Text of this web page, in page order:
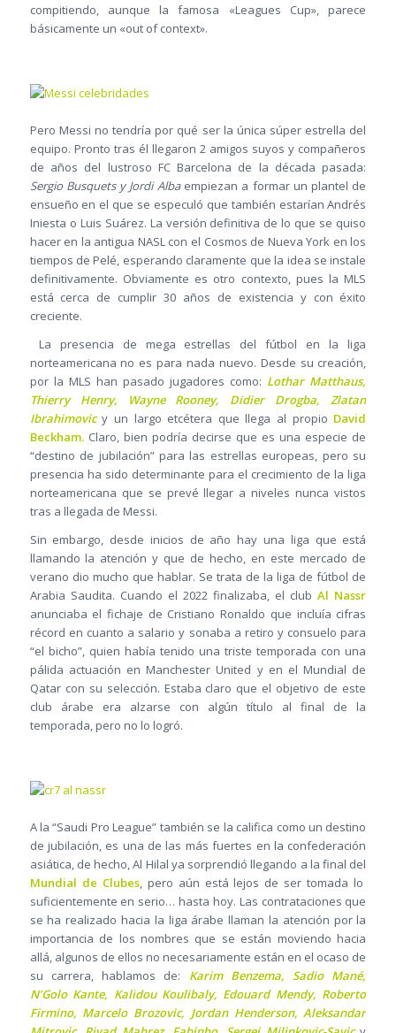
compitiendo, aunque la famosa «Leagues Cup», parece
básicamente un «out of context».
Pero Messi no tendría por qué ser la única súper estrella del
equipo. Pronto tras él llegaron 2 amigos suyos y compañeros
de años del lustroso FC Barcelona de la década pasada:
Sergio Busquets y Jordi Albaempiezan a formar un plantel de
ensueño en el que se especuló que también estarían Andrés
Iniesta o Luis Suárez. La versión definitiva de lo que se quiso
hacer en la antigua NASL con el Cosmos de Nueva York en los
tiempos de Pelé, esperando claramente que la idea se instale
definitivamente. Obviamente es otro contexto, pues la MLS
está cerca de cumplir 30 años de existencia y con éxito
creciente.
La presencia de mega estrellas del fútbol en la liga
norteamericana no es para nada nuevo. Desde su creación,
por la MLS han pasado jugadores como: Lothar Matthaus,
Thierry Henry, Wayne Rooney, Didier Drogba, Zlatan
Ibrahimovicy un largo etcétera que llega al propio David
Beckham.Claro, bien podría decirse que es una especie de
“destino de jubilación” para las estrellas europeas, pero su
presencia ha sido determinante para el crecimiento de la liga
norteamericana que se prevé llegar a niveles nunca vistos
tras a llegada de Messi.
Sin embargo, desde inicios de año hay una liga que está
llamando la atención y que de hecho, en este mercado de
verano dio mucho que hablar. Se trata de la liga de fútbol de
Arabia Saudita. Cuando el 2022 finalizaba, el clubAl Nassr
anunciaba el fichaje de Cristiano Ronaldo que incluía cifras
récord en cuanto a salario y sonaba a retiro y consuelo para
“el bicho”, quien había tenido una triste temporada con una
pálida actuación en Manchester United y en el Mundial de
Qatar con su selección. Estaba claro que el objetivo de este
club árabe era alzarse con algún título al final de la
temporada, pero no lo logró.
A la “Saudi Pro League” también se la califica como un destino
de jubilación, es una de las más fuertes en la confederación
asiática, de hecho, Al Hilal ya sorprendió llegando a la final del
Mundial de Clubes, pero aún está lejos de ser tomada lo
suficientemente en serio… hasta hoy. Las contrataciones que
se ha realizado hacia la liga árabe llaman la atención por la
importancia de los nombres que se están moviendo hacia
allá, algunos de ellos no necesariamente están en el ocaso de
su carrera, hablamos de: Karim Benzema, Sadio Mané,
N’Golo Kante, Kalidou Koulibaly, Edouard Mendy, Roberto
Firmino, Marcelo Brozovic, Jordan Henderson, Aleksandar